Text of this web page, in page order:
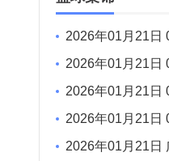
2026年01月21日
蜜獾 94 - 101 焦作
2026年01月21日
勇胜 96 - 108 江西
2026年01月21日
口体文旅 75 - 97
2026年01月21日
陕西女篮 77 - 103
2026年01月21日